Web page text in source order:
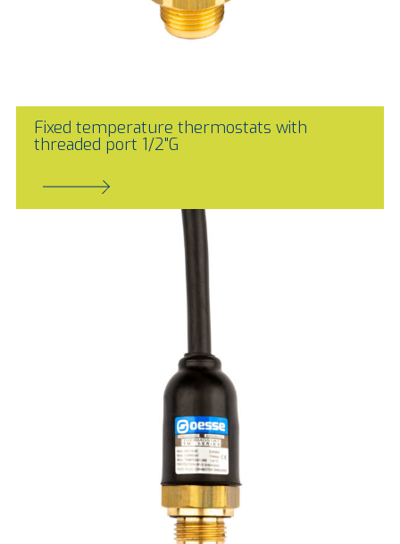
Fixed temperature thermostats with
threaded port 1/2"G